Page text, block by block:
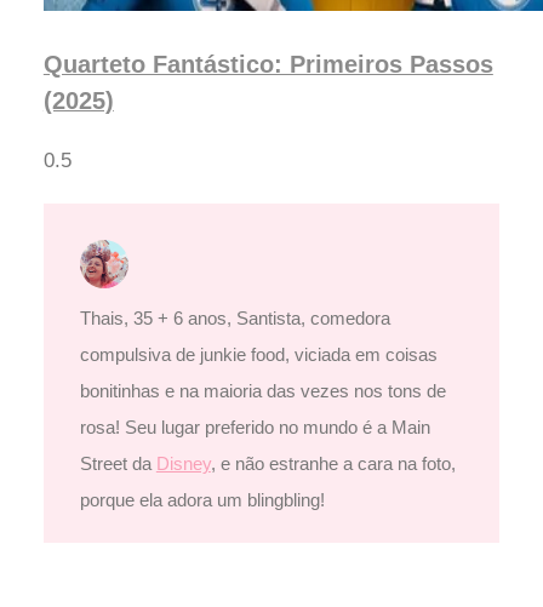
Quarteto Fantástico: Primeiros Passos
(2025)
Thais, 35 + 6 anos, Santista, comedora
compulsiva de junkie food, viciada em coisas
bonitinhas e na maioria das vezes nos tons de
rosa! Seu lugar preferido no mundo é a Main
Street da Disney, e não estranhe a cara na foto,
porque ela adora um blingbling!